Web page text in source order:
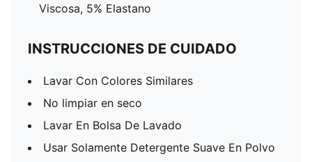
Viscosa, 5% Elastano
INSTRUCCIONES DE CUIDADO
Lavar Con Colores Similares
No limpiar en seco
Lavar En Bolsa De Lavado
Usar Solamente Detergente Suave En Polvo